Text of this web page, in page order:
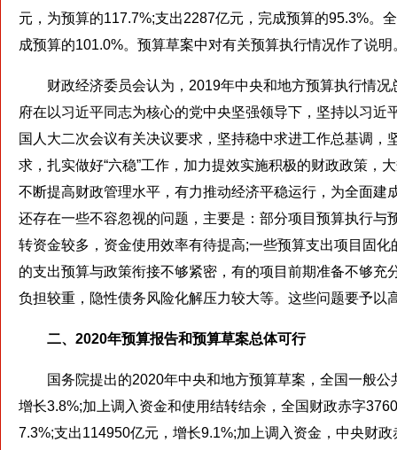
元，为预算的117.7%;支出2287亿元，完成预算的95.3%。
成预算的101.0%。预算草案中对有关预算执行情况作了说明
财政经济委员会认为，2019年中央和地方预算执行情况
府在以习近平同志为核心的党中央坚强领导下，坚持以习
国人大二次会议有关决议要求，坚持稳中求进工作总基调
求，扎实做好“六稳”工作，加力提效实施积极的财政政策
不断提高财政管理水平，有力推动经济平稳运行，为全面
还存在一些不容忽视的问题，主要是：部分项目预算执行
转资金较多，资金使用效率有待提高;一些预算支出项目固
的支出预算与政策衔接不够紧密，有的项目前期准备不够充
负担较重，隐性债务风险化解压力较大等。这些问题要予以
二、2020年预算报告和预算草案总体可行
国务院提出的2020年中央和地方预算草案，全国一般公
增长3.8%;加上调入资金和使用结转结余，全国财政赤字
7.3%;支出114950亿元，增长9.1%;加上调入资金，中央财